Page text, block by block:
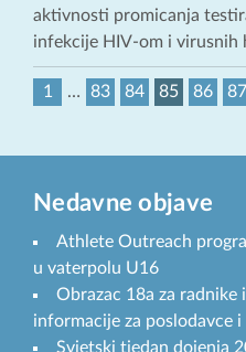
aktivnosti promicanja
infekcije HIV-om i virusnih
1 … 83 84 85 86 87
Nedavne objave
Athlete Outreach
u vaterpolu U16
Obrazac 18a za radnike
informacije za poslodavce i
Svjetski tjedan dojenja